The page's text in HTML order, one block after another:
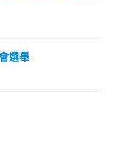
選舉